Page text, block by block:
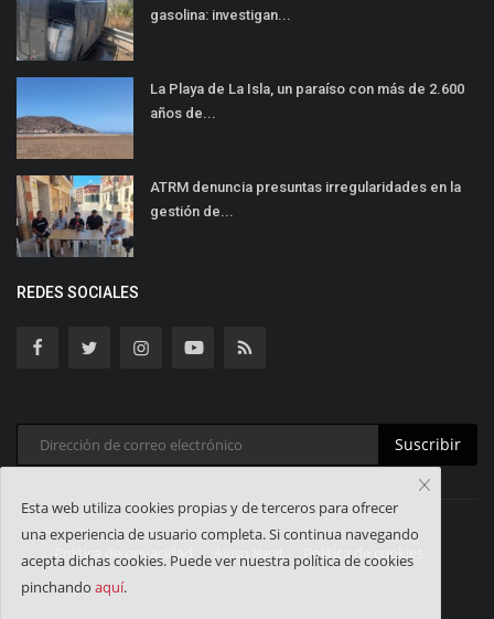
gasolina: investigan...
La Playa de La Isla, un paraíso con más de 2.600
años de...
ATRM denuncia presuntas irregularidades en la
gestión de...
REDES SOCIALES
Suscribir
Política de privacidad Aviso legal Política de cookies
Esta web utiliza cookies propias y de terceros para ofrecer
una experiencia de usuario completa. Si continua navegando
acepta dichas cookies. Puede ver nuestra política de cookies
pinchando aquí.